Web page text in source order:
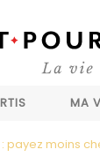
MA
payez moins